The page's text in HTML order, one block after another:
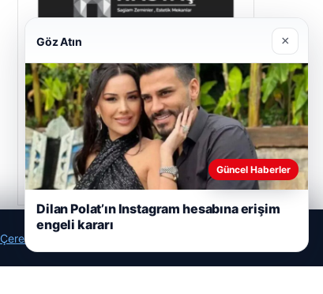
Hastaş Beton
Mayıs 26, 2026
Çerez Politikamız
Göz Atın ×
Güncel Haberler
Dilan Polat’ın Instagram hesabına erişim
engeli kararı